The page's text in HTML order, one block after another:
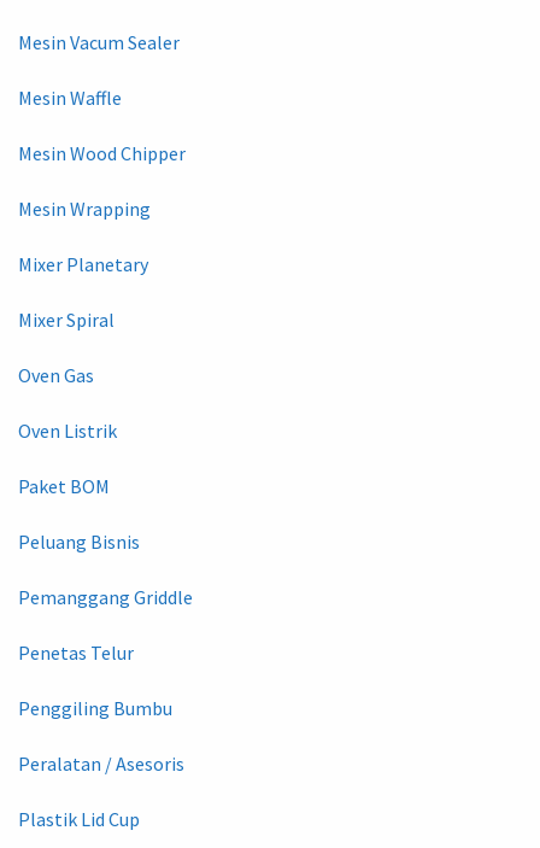
Mesin Vacum Sealer
Mesin Waffle
Mesin Wood Chipper
Mesin Wrapping
Mixer Planetary
Mixer Spiral
Oven Gas
Oven Listrik
Paket BOM
Peluang Bisnis
Pemanggang Griddle
Penetas Telur
Penggiling Bumbu
Peralatan / Asesoris
Plastik Lid Cup